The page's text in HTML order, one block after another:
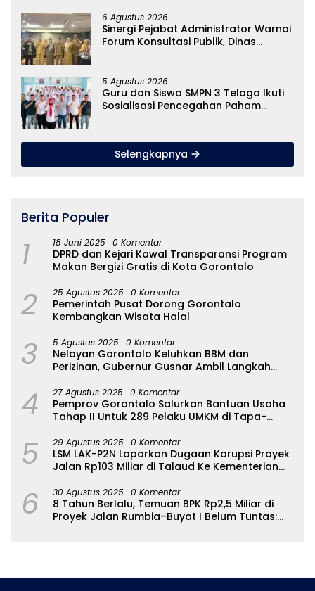
6 Agustus 2026
Sinergi Pejabat Administrator Warnai
Forum Konsultasi Publik, Dinas
5 Agustus 2026
Guru dan Siswa SMPN 3 Telaga Ikuti
Sosialisasi Pencegahan Paham
Selengkapnya
Berita Populer
1 18 Juni 2025 0 Komentar
DPRD dan Kejari Kawal Transparansi Program
Makan Bergizi Gratis di Kota Gorontalo
2 25 Agustus 2025 0 Komentar
Pemerintah Pusat Dorong Gorontalo
Kembangkan Wisata Halal
3 5 Agustus 2025 0 Komentar
Nelayan Gorontalo Keluhkan BBM dan
Perizinan, Gubernur Gusnar Ambil Langkah
4 27 Agustus 2025 0 Komentar
Pemprov Gorontalo Salurkan Bantuan Usaha
Tahap II Untuk 289 Pelaku UMKM di Tapa-
5 29 Agustus 2025 0 Komentar
LSM LAK-P2N Laporkan Dugaan Korupsi Proyek
Jalan Rp103 Miliar di Talaud Ke Kementerian
6 30 Agustus 2025 0 Komentar
8 Tahun Berlalu, Temuan BPK Rp2,5 Miliar di
Proyek Jalan Rumbia–Buyat I Belum Tuntas: